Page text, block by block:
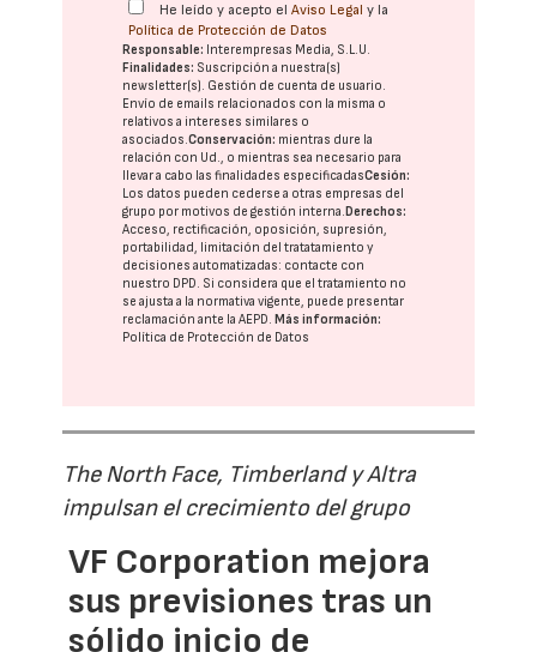
He leído y acepto elAviso Legal y la
Política de Protección de Datos
Responsable: Interempresas Media, S.L.U.
Finalidades: Suscripción a nuestra(s)
newsletter(s). Gestión de cuenta de usuario.
Envío de emails relacionados con la misma o
relativos a intereses similares o
asociados.Conservación: mientras dure la
relación con Ud., o mientras sea necesario para
llevar a cabo las finalidades especificadasCesión:
Los datos pueden cederse a otras empresas del
grupo por motivos de gestión interna.Derechos:
Acceso, rectificación, oposición, supresión,
portabilidad, limitación del tratatamiento y
decisiones automatizadas: contacte con
nuestro DPD. Si considera que el tratamiento no
se ajusta a la normativa vigente, puede presentar
reclamación ante laAEPD.Más información:
Política de Protección de Datos
The North Face, Timberland y Altra
impulsan el crecimiento del grupo
VF Corporation mejora
sus previsiones tras un
sólido inicio de